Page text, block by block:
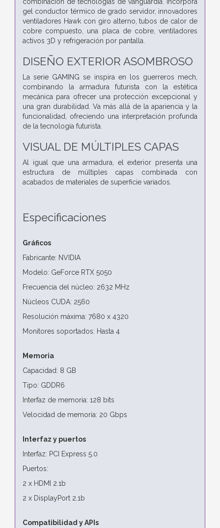
gel conductor térmico de grado servidor, innovadores
ventiladores Hawk con giro alterno, tubos de calor de
cobre compuesto, una placa de cobre, ventiladores
activos 3D y refrigeración por pantalla.
DISEÑO EXTERIOR ASOMBROSO
La serie GAMING se inspira en los guerreros mech,
combinando la armadura futurista con la estética
mecánica para ofrecer una protección excepcional y
una gran durabilidad. Va más allá de la apariencia y la
funcionalidad, ofreciendo una interpretación profunda
de la tecnología futurista.
VISUAL DE MÚLTIPLES CAPAS
Al igual que una armadura, el exterior presenta una
estructura de múltiples capas combinada con
acabados de materiales de superficie variados.
Especificaciones
Gráficos
Fabricante: NVIDIA
Modelo: GeForce RTX 5050
Frecuencia del núcleo: 2632 MHz
Núcleos CUDA: 2560
Resolución máxima: 7680 x 4320
Monitores soportados: Hasta 4
Memoria
Capacidad: 8 GB
Tipo: GDDR6
Interfaz de memoria: 128 bits
Velocidad de memoria: 20 Gbps
Interfaz y puertos
Interfaz: PCI Express 5.0
Puertos:
2 x HDMI 2.1b
2 x DisplayPort 2.1b
Compatibilidad y APIs